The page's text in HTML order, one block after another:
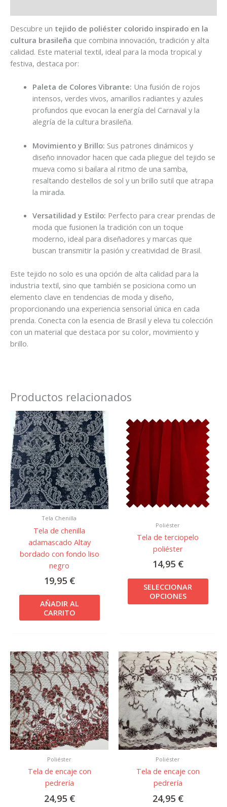
Descubre un tejido de poliéster colorido inspirado en la
cultura brasileña que combina innovación, tradición y alta
calidad. Este material textil, ideal para la moda tropical y
festiva, destaca por:
Paleta de Colores Vibrante: Una fusión de rojos
intensos, verdes vivos, amarillos radiantes y azules
profundos que evocan la energía del Carnaval y la
alegría de la cultura brasileña.
Movimiento y Brillo: Sus patrones dinámicos y
diseño innovador hacen que cada pliegue del tejido se
mueva como si bailara al ritmo de una samba,
resaltando destellos de sol y un brillo sutil que atrapa
la mirada.
Versatilidad y Estilo: Perfecto para crear prendas de
moda que fusionen la tradición con un toque
moderno, ideal para diseñadores y marcas que
buscan transmitir la pasión y creatividad de Brasil.
Este tejido no solo es una opción de alta calidad para la
industria textil, sino que también se posiciona como un
elemento clave en tendencias de moda y diseño,
proporcionando una experiencia sensorial única en cada
prenda. Conecta con la esencia de Brasil y eleva tu colección
con un material que destaca por su color, movimiento y
brillo.
Productos relacionados
Tela Chenilla
Tela de chenilla
adamascado Altay
bordado con fondo liso
negro
19,95 €
AÑADIR AL
CARRITO
Poliéster
Tela de terciopelo
poliéster
14,95 €
SELECCIONAR
OPCIONES
tiene
Las
se
Poliéster
Tela de encaje con
pedrería
24,95 €
Poliéster
Tela de encaje con
pedrería
24,95 €